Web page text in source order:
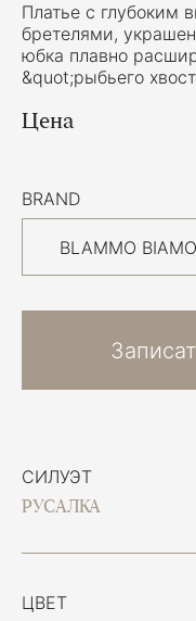
СИЛУЭТ
РУСАЛКА
ЦВЕТ
Платье с глубоким
бретелями,
юбка плавно
&quot;рыбьего
Цена
BRAND
BLAMMO BIAMO